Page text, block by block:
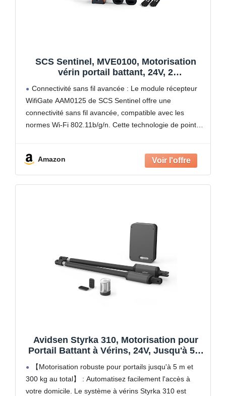
SCS Sentinel, MVE0100, Motorisation
vérin portail battant, 24V, 2
clignotant ampoule LED, Garantie 5 ans,
Long. 4 m, 400 Kg max, OpenGate1
Connectivité sans fil avancée : Le module récepteur
WifiGate AAM0125 de SCS Sentinel offre une
connectivité sans fil avancée, compatible avec les
normes Wi-Fi 802.11b/g/n. Cette technologie de pointe
Amazon
Avidsen Styrka 310, Motorisation pour
Portail Battant à Vérins, 24V, Jusqu'à 5m
et 300kg au total, Automatisme de Portail
Électrique, Arrêt sur Obstacle, 2
Télécommandes
【Motorisation robuste pour portails jusqu'à 5 m et
300 kg au total】 : Automatisez facilement l'accès à
votre domicile. Le système à vérins Styrka 310 est